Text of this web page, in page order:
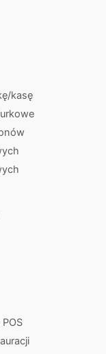
kasę